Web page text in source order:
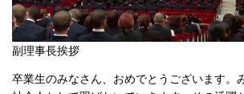
副理事長挨拶
卒業生のみなさん、おめでとうございます。